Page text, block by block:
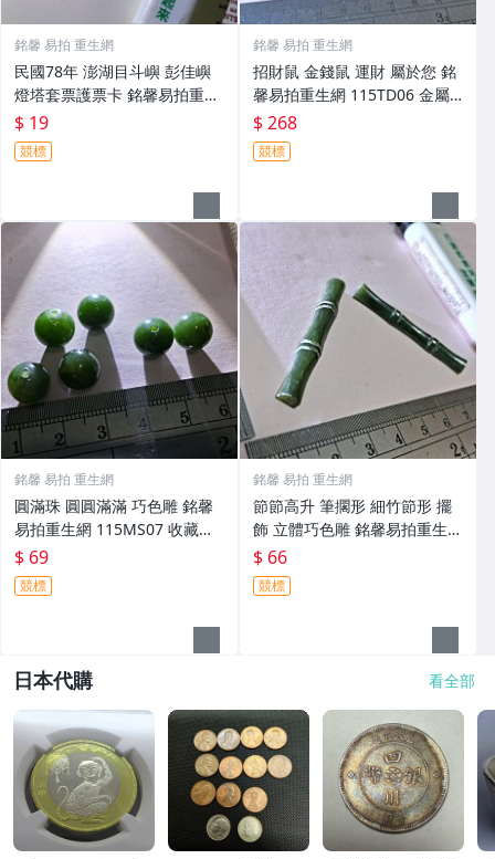
銘馨 易拍 重生網
民國78年 澎湖目斗嶼 彭佳嶼
燈塔套票護票卡 銘馨易拍重生
網 110HT02 保存如圖
$ 19
競標
銘馨 易拍 重生網
招財鼠 金錢鼠 運財 屬於您 銘
馨易拍重生網 115TD06 金屬
等製 沉重感 擺飾、擺件 保存
如圖
$ 268
競標
銘馨 易拍 重生網
圓滿珠 圓圓滿滿 巧色雕 銘馨
易拍重生網 115MS07 收藏、
吊飾、擺飾 保存如圖（老石
紋、使用痕等）讓藏
$ 69
競標
銘馨 易拍 重生網
節節高升 筆擱形 細竹節形 擺
飾 立體巧色雕 銘馨易拍重生網
115MS06 石製 擺件、把件、
收藏、擺飾 保存如圖（老石
紋、使用痕等）讓藏
$ 66
競標
日本代購 看全部